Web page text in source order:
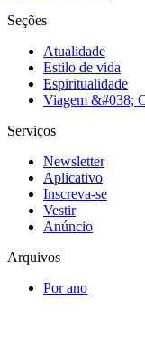
Seções
Atualidade
Estilo de vida
Espiritualidade
Viagem &#038;
Serviços
Newsletter
Aplicativo
Inscreva-se
Vestir
Anúncio
Arquivos
Por ano